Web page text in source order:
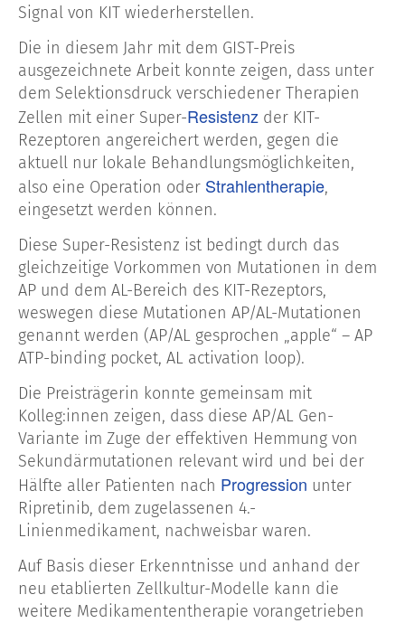
Signal von KIT wiederherstellen.
Die in diesem Jahr mit dem GIST-Preis
ausgezeichnete Arbeit konnte zeigen, dass unter
dem Selektionsdruck verschiedener Therapien
Zellen mit einer Super-Resistenz der KIT-
Rezeptoren angereichert werden, gegen die
aktuell nur lokale Behandlungsmöglichkeiten,
also eine Operation oder Strahlentherapie,
eingesetzt werden können.
Diese Super-Resistenz ist bedingt durch das
gleichzeitige Vorkommen von Mutationen in dem
AP und dem AL-Bereich des KIT-Rezeptors,
weswegen diese Mutationen AP/AL-Mutationen
genannt werden (AP/AL gesprochen „apple“ – AP
ATP-binding pocket, AL activation loop).
Die Preisträgerin konnte gemeinsam mit
Kolleg:innen zeigen, dass diese AP/AL Gen-
Variante im Zuge der effektiven Hemmung von
Sekundärmutationen relevant wird und bei der
Hälfte aller Patienten nach Progression unter
Ripretinib, dem zugelassenen 4.-
Linienmedikament, nachweisbar waren.
Auf Basis dieser Erkenntnisse und anhand der
neu etablierten Zellkultur-Modelle kann die
weitere Medikamententherapie vorangetrieben